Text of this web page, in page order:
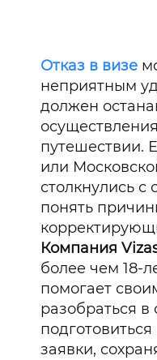
Отказ в визе
неприятным
должен
путешествии.
или
столкнулись с
понять
Компания
более чем 18-
помогает
разобраться
заявки,